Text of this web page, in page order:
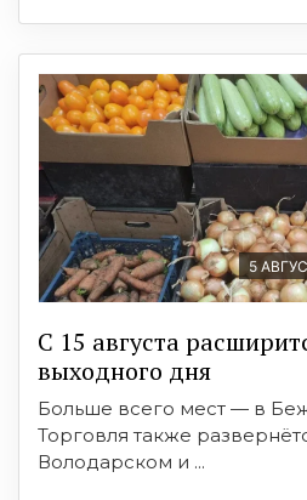
5
С 15 августа
выходного дня
Больше всего мест — в
Торговля также
Володарском и ...